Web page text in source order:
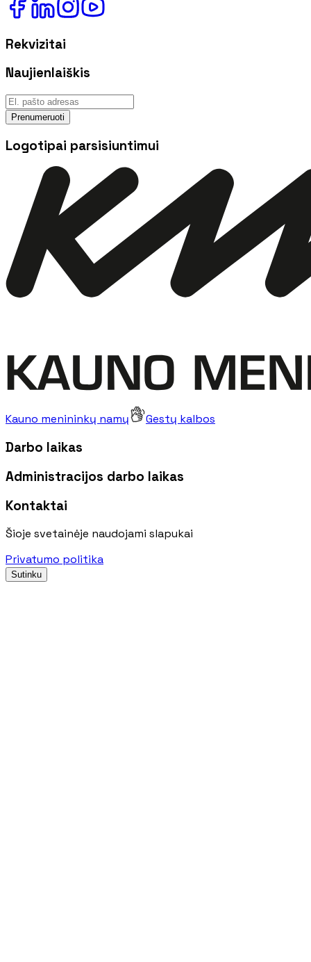
Rekvizitai
Naujienlaiškis
Prenumeruoti
Logotipai parsisiuntimui
Kauno menininkų namų Gestų kalbos
Darbo laikas
Administracijos darbo laikas
Kontaktai
Šioje svetainėje naudojami slapukai
Privatumo politika
Sutinku